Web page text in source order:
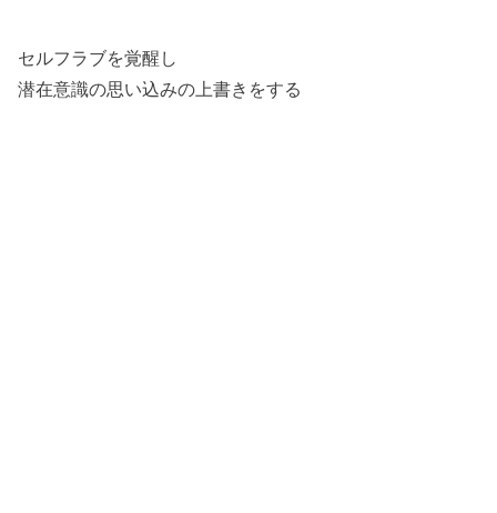
セルフラブを覚醒し
潜在意識の思い込みの上書きをする